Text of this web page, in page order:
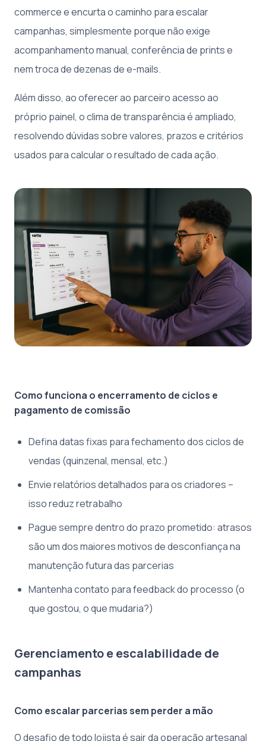
commerce e encurta o caminho para escalar
campanhas, simplesmente porque não exige
acompanhamento manual, conferência de prints e
nem troca de dezenas de e-mails.
Além disso, ao oferecer ao parceiro acesso ao
próprio painel, o clima de transparência é ampliado,
resolvendo dúvidas sobre valores, prazos e critérios
usados para calcular o resultado de cada ação.
Como funciona o encerramento de ciclos e
pagamento de comissão
Defina datas fixas para fechamento dos ciclos de
vendas (quinzenal, mensal, etc.)
Envie relatórios detalhados para os criadores –
isso reduz retrabalho
Pague sempre dentro do prazo prometido: atrasos
são um dos maiores motivos de desconfiança na
manutenção futura das parcerias
Mantenha contato para feedback do processo (o
que gostou, o que mudaria?)
Gerenciamento e escalabilidade de
campanhas
Como escalar parcerias sem perder a mão
O desafio de todo lojista é sair da operação artesanal